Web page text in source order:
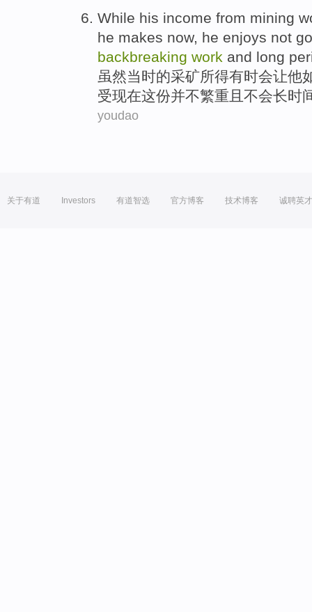
While his income from mining
he makes now, he enjoys not
backbreaking work and long
虽然当时的采矿所得有时会让他
受现在这份并不繁重 且 不会长时
youdao
关于有道 Investors 有道智选 官方博客 技术博客 诚聘英才